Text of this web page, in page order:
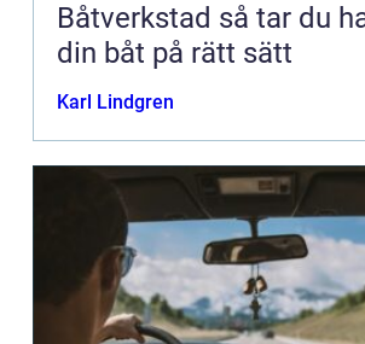
Båtverkstad så tar du hand om
din båt på rätt sätt
Karl Lindgren